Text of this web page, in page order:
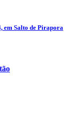
em Salto de Pirapora